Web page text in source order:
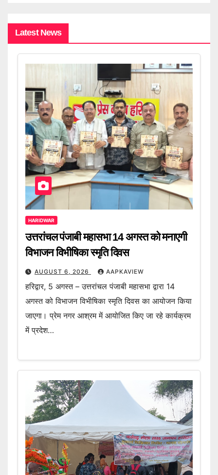
Latest News
HARIDWAR
उत्तरांचल पंजाबी महासभा 14 अगस्त को मनाएगी
विभाजन विभीषिका स्मृति दिवस
AUGUST 6, 2026 AAPKAVIEW
हरिद्वार, 5 अगस्त – उत्तरांचल पंजाबी महासभा द्वारा 14
अगस्त को विभाजन विभीषिका स्मृति दिवस का आयोजन किया
जाएगा। प्रेम नगर आश्रम में आयोजित किए जा रहे कार्यक्रम
में प्रदेश…